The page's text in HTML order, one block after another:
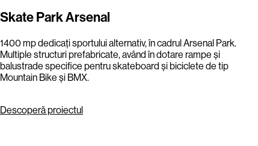
Skate Park Arsenal
1400 mp dedicați sportului alternativ, în cadrul Arsenal Park.
Multiple structuri prefabricate, având în dotare rampe și
balustrade specifice pentru skateboard și biciclete de tip
Mountain Bike și BMX.
Descoperă proiectul